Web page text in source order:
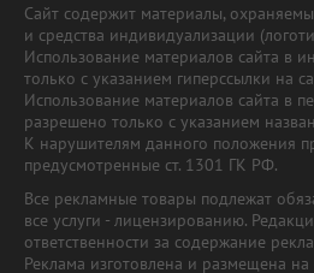
Сайт содержит материалы,
и средства индивидуализации
Использование материалов сайта в
только с указанием гиперссылки на
Использование материалов сайта в
разрешено только с указанием
К нарушителям данного положения
предусмотренные ст. 1301 ГК РФ.
Все рекламные товары подлежат
все услуги - лицензированию.
ответственности за содержание
Реклама изготовлена и размещена